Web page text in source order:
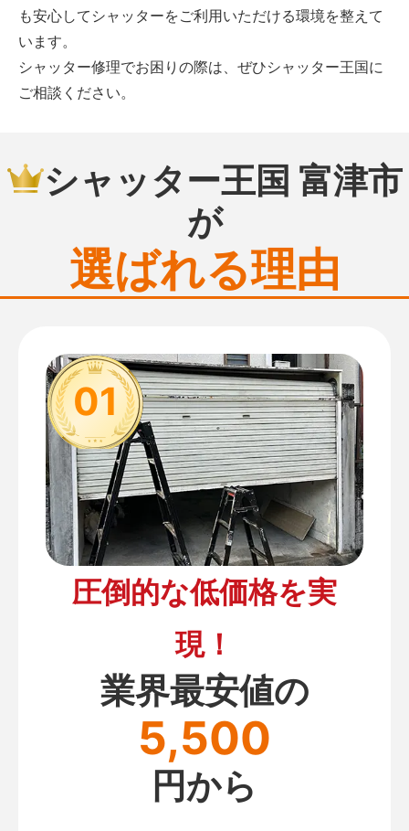
も安心してシャッターをご利用いただける環境を整えて
います。
シャッター修理でお困りの際は、ぜひシャッター王国に
ご相談ください。
シャッター王国 富津市
が
選ばれる理由
01
圧倒的な低価格を実
現！
業界最安値の
5,500
円から